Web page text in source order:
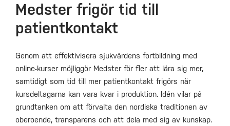
Medster frigör tid till
patientkontakt
Genom att effektivisera sjukvårdens fortbildning med
online-kurser möjliggör Medster för fler att lära sig mer,
samtidigt som tid till mer patientkontakt frigörs när
kursdeltagarna kan vara kvar i produktion. Idén vilar på
grundtanken om att förvalta den nordiska traditionen av
oberoende, transparens och att dela med sig av kunskap.